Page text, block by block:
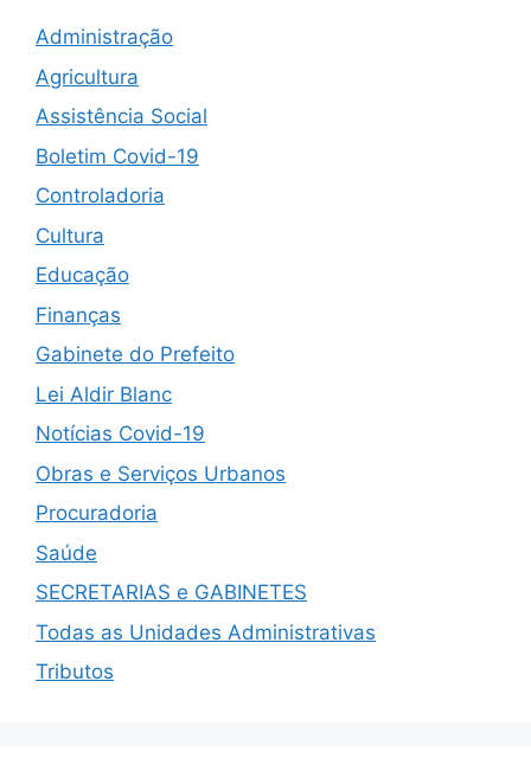
Administração
Agricultura
Assistência Social
Boletim Covid-19
Controladoria
Cultura
Educação
Finanças
Gabinete do Prefeito
Lei Aldir Blanc
Notícias Covid-19
Obras e Serviços Urbanos
Procuradoria
Saúde
SECRETARIAS e GABINETES
Todas as Unidades Administrativas
Tributos